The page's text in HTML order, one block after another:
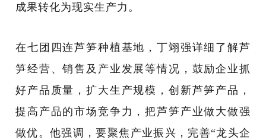
成果转化为现实生产力。
在七团四连芦笋种植基地，丁翊强详细了解芦
笋经营、销售及产业发展等情况，鼓励企业抓
好产品质量，扩大生产规模，创新芦笋产品，
提高产品的市场竞争力，把芦笋产业做大做强
做优。他强调，要聚焦产业振兴，完善“龙头企